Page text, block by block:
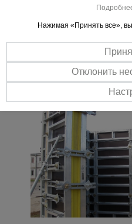
Важные
Нажимая «Принять все»,
Отклонить